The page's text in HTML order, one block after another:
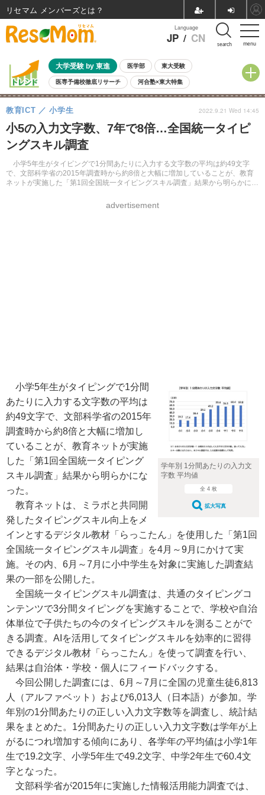
menu
Language
JP / CN search
大学受験 by 東進 医学部 東大受験
医専予備校徹底リサーチ 河合塾×東大特集
親子で考える大学選び 高校受験 中学受験 小学校受験
共通テスト 夏休み
8月開催イベント・WS 全国公立高校 過去問 人気記事
自由研究教材（小学生向け）
小5の入力文字数、7年で8倍…全国統一タイピ
ングスキル調査
小学5年生がタイピングで1分間あたりに入力する文字数の平均は約49文字
で、文部科学省の2015年調査時から約8倍と大幅に増加していることが、教育
ネットが実施した「第1回全国統一タイピングスキル調査」結果から明らかにな
教育ICT 小学生
advertisement
2022.9.21 Wed 14:45
学年別 1分間あたりの入力文
字数 平均値
全 4 枚
拡大写真
小学5年生がタイピングで1分間
あたりに入力する文字数の平均は
約49文字で、文部科学省の2015年
調査時から約8倍と大幅に増加し
ていることが、教育ネットが実施
した「第1回全国統一タイピング
スキル調査」結果から明らかにな
った。
教育ネットは、ミラボと共同開
発したタイピングスキル向上をメ
インとするデジタル教材「らっこたん」を使用した「第1回
全国統一タイピングスキル調査」を4月～9月にかけて実
施。その内、6月～7月に小中学生を対象に実施した調査結
果の一部を公開した。
全国統一タイピングスキル調査は、共通のタイピングコ
ンテンツで3分間タイピングを実施することで、学校や自治
体単位で子供たちの今のタイピングスキルを測ることがで
きる調査。AIを活用してタイピングスキルを効率的に習得
できるデジタル教材「らっこたん」を使って調査を行い、
結果は自治体・学校・個人にフィードバックする。
今回公開した調査には、6月～7月に全国の児童生徒6,813
人（アルファベット）および6,013人（日本語）が参加。学
年別の1分間あたりの正しい入力文字数等を調査し、統計結
果をまとめた。1分間あたりの正しい入力文字数は学年が上
がるにつれ増加する傾向にあり、各学年の平均値は小学1年
生で19.2文字、小学5年生で49.2文字、中学2年生で60.4文
字となった。
文部科学省が2015年に実施した情報活用能力調査では、
リセマム メンバーズ